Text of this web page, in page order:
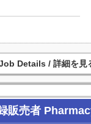
詳細を見
販売者